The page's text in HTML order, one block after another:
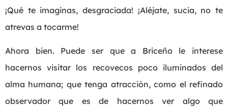
¡Qué te imaginas, desgraciada! ¡Aléjate, sucia, no te
atrevas a tocarme!
Ahora bien. Puede ser que a Briceño le interese
hacernos visitar los recovecos poco iluminados del
alma humana; que tenga atracción, como el refinado
observador que es de hacernos ver algo que